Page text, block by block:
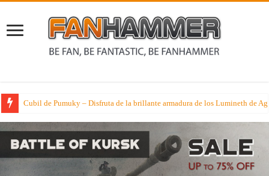
Cubil de Pumuky – Disfruta de la brillante armadura de los Lumineth de